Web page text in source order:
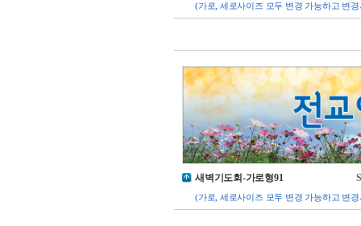
(가로, 세로사이즈 모두 변경 가능하고 변
새벽기도회-가로형91
(가로, 세로사이즈 모두 변경 가능하고 변